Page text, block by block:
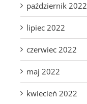
październik 2022
lipiec 2022
czerwiec 2022
maj 2022
kwiecień 2022